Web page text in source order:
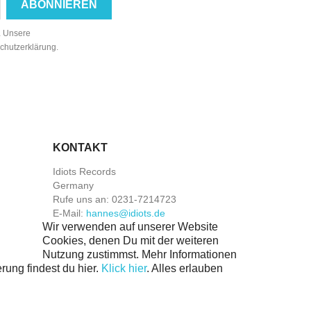
Unsere
KONTAKT
Idiots Records
Germany
Rufe uns an: 0231-7214723
E-Mail: hannes@idiots.de
Wir verwenden auf unserer Website
Cookies, denen Du mit der weiteren
Nutzung zustimmst. Mehr Informationen
findest du hier. Klick hier. Alles erlauben